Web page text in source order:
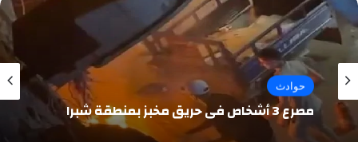
حوادث
مصرع 3 أشخاص في حريق مخبز بمنطقة شبرا